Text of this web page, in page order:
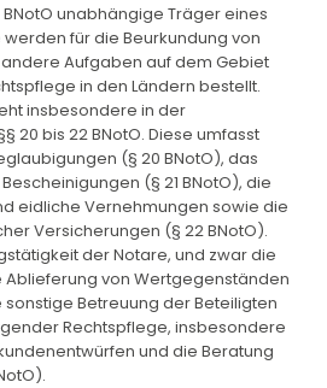
unabhängige Träger eines
für die Beurkundung von
Aufgaben auf dem Gebiet
in den Ländern bestellt.
insbesondere in der
20 bis 22 BNotO. Diese umfasst
(§ 20 BNotO), das
(§ 21 BNotO), die
eidliche Vernehmungen sowie die
Versicherungen (§ 22 BNotO).
der Notare, und zwar die
von Wertgegenständen
sonstige Betreuung der Beteiligten
Rechtspflege, insbesondere
und die Beratung